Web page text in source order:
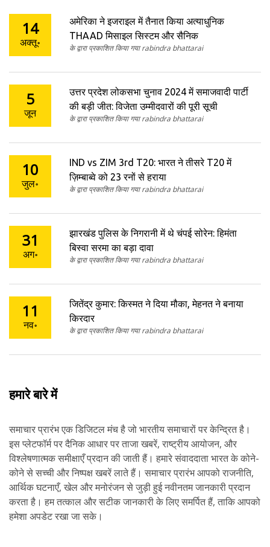
14
अक्तू॰
अमेरिका ने इजराइल में तैनात किया अत्याधुनिक
THAAD मिसाइल सिस्टम और सैनिक
के द्वारा प्रकाशित किया गया rabindra bhattarai
5
जून
उत्तर प्रदेश लोकसभा चुनाव 2024 में समाजवादी पार्टी
की बड़ी जीत: विजेता उम्मीदवारों की पूरी सूची
के द्वारा प्रकाशित किया गया rabindra bhattarai
10
जुल॰
IND vs ZIM 3rd T20: भारत ने तीसरे T20 में
ज़िम्बाब्वे को 23 रनों से हराया
के द्वारा प्रकाशित किया गया rabindra bhattarai
31
अग॰
झारखंड पुलिस के निगरानी में थे चंपई सोरेन: हिमंता
बिस्वा सरमा का बड़ा दावा
के द्वारा प्रकाशित किया गया rabindra bhattarai
11
नव॰
जितेंद्र कुमार: किस्मत ने दिया मौका, मेहनत ने बनाया
किरदार
के द्वारा प्रकाशित किया गया rabindra bhattarai
हमारे बारे में
समाचार प्रारंभ एक डिजिटल मंच है जो भारतीय समाचारों पर केन्द्रित है।
इस प्लेटफॉर्म पर दैनिक आधार पर ताजा खबरें, राष्ट्रीय आयोजन, और
विश्लेषणात्मक समीक्षाएँ प्रदान की जाती हैं। हमारे संवाददाता भारत के कोने-
कोने से सच्ची और निष्पक्ष खबरें लाते हैं। समाचार प्रारंभ आपको राजनीति,
आर्थिक घटनाएँ, खेल और मनोरंजन से जुड़ी हुई नवीनतम जानकारी प्रदान
करता है। हम तत्काल और सटीक जानकारी के लिए समर्पित हैं, ताकि आपको
हमेशा अपडेट रखा जा सके।